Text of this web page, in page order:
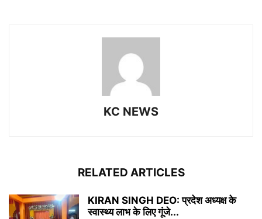
KC NEWS
RELATED ARTICLES
KIRAN SINGH DEO: प्रदेश अध्यक्ष के
स्वास्थ्य लाभ के लिए गूंजे...